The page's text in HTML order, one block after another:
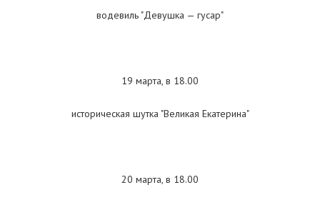
водевиль "Девушка — гусар"
19 марта, в 18.00
историческая шутка "Великая Екатерина"
20 марта, в 18.00